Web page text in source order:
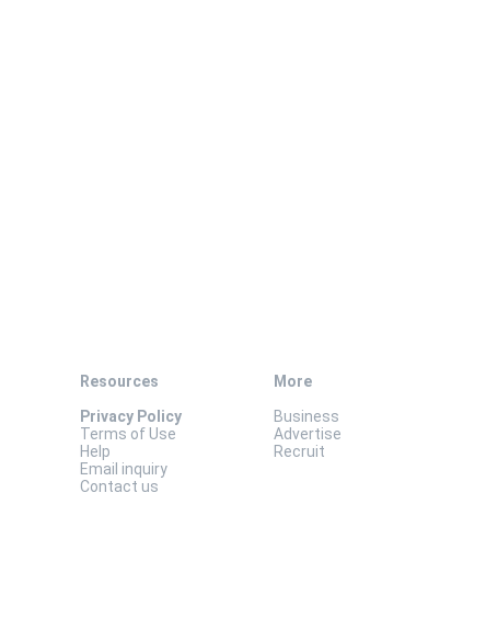
Resources
Privacy Policy
Terms of Use
Help
Email inquiry
Contact us
More
Business
Advertise
Recruit